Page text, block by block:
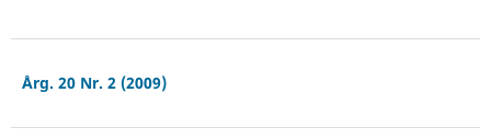
Årg. 20 Nr. 2 (2009)